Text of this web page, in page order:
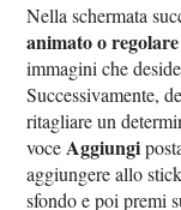
Nella schermata
animato o regolare
immagini che
Successivamente,
ritagliare un
voce Aggiungi
aggiungere allo
sfondo e poi premi